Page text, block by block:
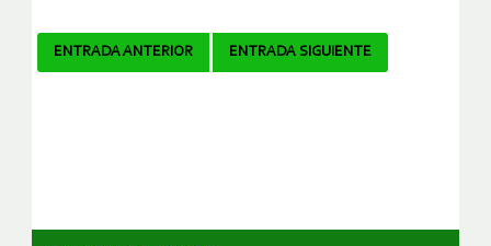
Navegador
ENTRADA ANTERIOR ENTRADA SIGUIENTE